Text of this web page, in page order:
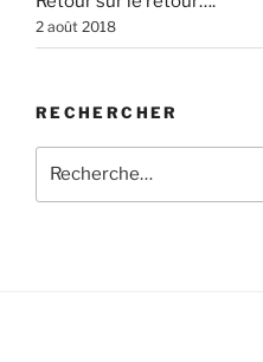
2 août 2018
RECHERCHER
pour